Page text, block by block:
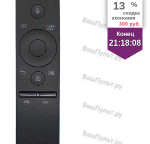
Конец
21:18:07
13 %
скидка
экономия
300 руб.